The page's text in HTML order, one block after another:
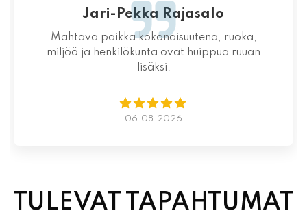
Jari-Pekka Rajasalo
Mahtava paikka kokonaisuutena, ruoka,
miljöö ja henkilökunta ovat huippua ruuan
lisäksi.
06.08.2026
TULEVAT TAPAHTUMAT